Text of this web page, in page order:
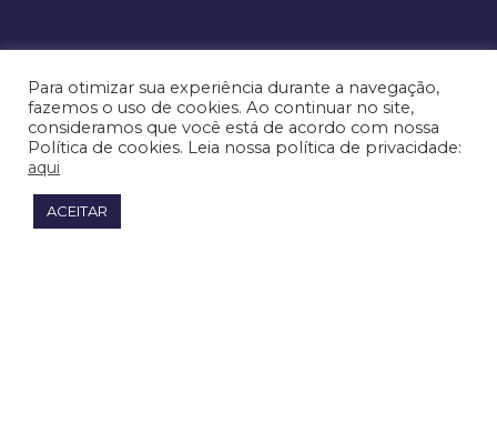
Para otimizar sua experiência durante a navegação,
fazemos o uso de cookies. Ao continuar no site,
consideramos que você está de acordo com nossa
Política de cookies. Leia nossa política de privacidade:
aqui
ACEITAR